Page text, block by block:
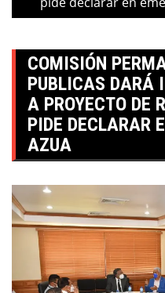
COMISIÓN
PUBLICAS DARÁ
A PROYECTO DE
PIDE DECLARAR
AZUA